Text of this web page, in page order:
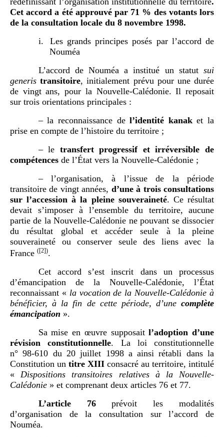
Cet accord a été approuvé par 71 % des votants lors
de la consultation locale du 8 novembre 1998.
i.
Les grands principes posés par l’accord de
Nouméa
L’accord de Nouméa a institué un statut sui
generis transitoire, initialement prévu pour une durée
de vingt ans, pour la Nouvelle-Calédonie. Il reposait
sur trois orientations principales :
– la reconnaissance del’identité kanaket la
prise en compte de l’histoire du territoire ;
– le transfert progressif et irréversible de
compétences de l’État vers la Nouvelle-Calédonie ;
– l’organisation, à l’issue de la période
transitoire de vingt années, d’une à trois consultations
sur l’accession à la pleine souveraineté. Ce résultat
devait s’imposer à l’ensemble du territoire, aucune
partie de la Nouvelle-Calédonie ne pouvant se dissocier
du résultat global et accéder seule à la pleine
souveraineté ou conserver seule des liens avec la
France ([2]).
Cet accord s’est inscrit dans un processus
d’émancipation de la Nouvelle-Calédonie, l’État
reconnaissant « la vocation de la Nouvelle-Calédonie à
bénéficier, à la fin de cette période, d’une complète
émancipation ».
Sa mise en œuvre supposaitl’adoption d’une
révision constitutionnelle. La loi constitutionnelle
n° 98-610 du 20 juillet 1998 a ainsi rétabli dans la
Constitution un titre XIII consacré au territoire, intitulé
« Dispositions transitoires relatives à la Nouvelle-
Calédonie » et comprenant deux articles 76 et 77.
L’article 76prévoit les modalités
d’organisation de la consultation sur l’accord de
Nouméa.